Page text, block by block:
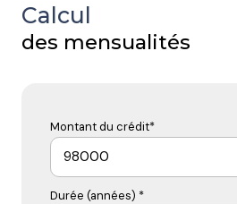
Calcul
des mensualités
Montant du crédit*
Durée (années) *